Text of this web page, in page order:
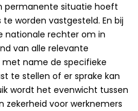
permanente situatie hoeft
worden vastgesteld. En bij
nationale rechter om in
van alle relevante
name de specifieke
te stellen of er sprake kan
wordt het evenwicht tussen
zekerheid voor werknemers